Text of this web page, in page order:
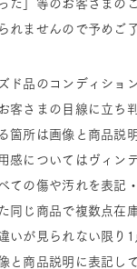
た」等のお客さまの
れませんので予めご
ド品のコンディショ
客さまの目線に立ち
箇所は画像と商品説
感についてはヴィン
ての傷や汚れを表記
同じ商品で複数点在
いが見られない限り
と商品説明に表記し